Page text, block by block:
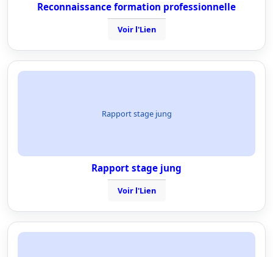
Reconnaissance formation professionnelle
Voir l'Lien
Rapport stage jung
Rapport stage jung
Voir l'Lien